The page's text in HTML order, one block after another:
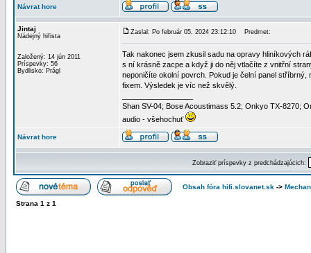
Návrat hore
Jintaj
Nádejný hifista
Založený: 14 jún 2011
Príspevky: 56
Bydlisko: Prágl
Zaslal: Po február 05, 2024 23:12:10 Predmet:
Tak nakonec jsem zkusil sadu na opravy hliníkových
s ní krásně zacpe a když ji do něj vtlačíte z vnitřní
neponičíte okolní povrch. Pokud je čelní panel
fixem. Výsledek je víc než skvělý.
Shan SV-04; Bose Acoustimass 5.2; Onkyo TX-8270;
audio - všehochuť
Návrat hore
Zobraziť príspevky z predchádzajúcich:
Obsah fóra hifi.slovanet.sk ->
Strana 1 z 1